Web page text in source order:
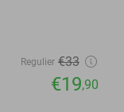
Regulier €33
€19,90